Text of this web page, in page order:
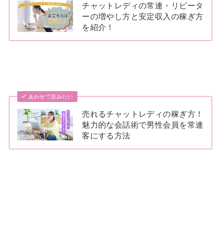
チャットレディの常連・リピータ
ーの増やし方と安定収入の稼ぎ方
を紹介！
あわせて読みたい
売れるチャットレディの稼ぎ方！
魅力的な会話術で男性会員を常連
客にする方法